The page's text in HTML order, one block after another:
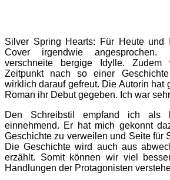
Silver Spring Hearts: Für Heute und
Cover irgendwie
verschneite bergige Idylle.
Zeitpunkt nach so einer
wirklich darauf gefreut. Die Autorin hat
Roman ihr Debut gegeben. Ich war
Den Schreibstil empfand ich als
einnehmend. Er hat mich gekonnt
Geschichte zu verweilen und Seite für
Die Geschichte wird auch aus
erzählt. Somit können wir viel
Handlungen der Protagonisten